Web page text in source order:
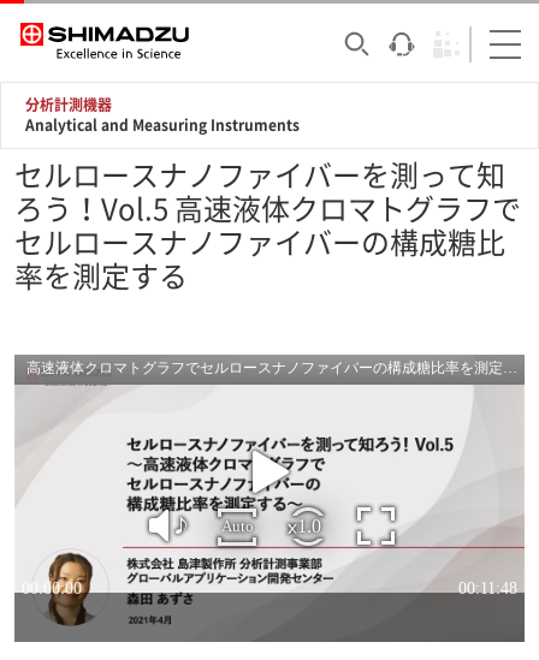
分析計測機器
Analytical and Measuring Instruments
セルロースナノファイバーを測って知
ろう！Vol.5 高速液体クロマトグラフで
セルロースナノファイバーの構成糖比
率を測定する